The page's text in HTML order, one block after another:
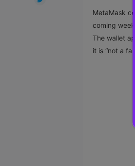
MetaMask
coming
The wallet
it is “not a